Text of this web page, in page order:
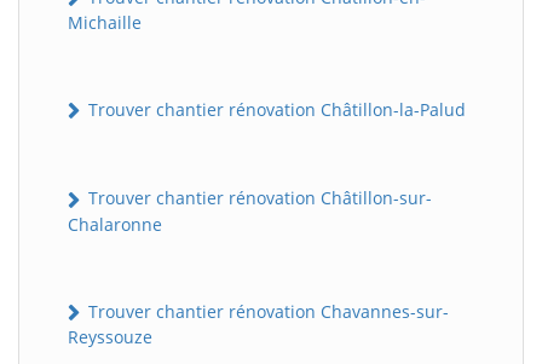
Michaille
Trouver chantier rénovation Châtillon-la-Palud
Trouver chantier rénovation Châtillon-sur-
Chalaronne
Trouver chantier rénovation Chavannes-sur-
Reyssouze